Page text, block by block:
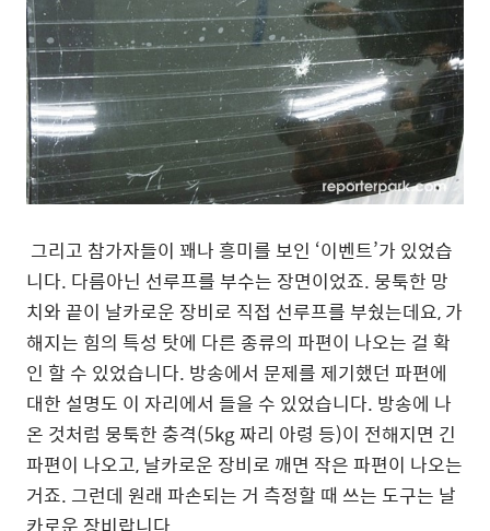
그리고 참가자들이 꽤나 흥미를 보인 ‘이벤트’가 있었습
니다. 다름아닌 선루프를 부수는 장면이었죠. 뭉툭한 망
치와 끝이 날카로운 장비로 직접 선루프를 부쉈는데요, 가
해지는 힘의 특성 탓에 다른 종류의 파편이 나오는 걸 확
인 할 수 있었습니다. 방송에서 문제를 제기했던 파편에
대한 설명도 이 자리에서 들을 수 있었습니다. 방송에 나
온 것처럼 뭉툭한 충격(5kg 짜리 아령 등)이 전해지면 긴
파편이 나오고, 날카로운 장비로 깨면 작은 파편이 나오는
거죠. 그런데 원래 파손되는 거 측정할 때 쓰는 도구는 날
카로운 장비랍니다.